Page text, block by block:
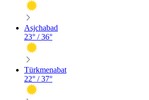
Asjchabad
23° /36°
Türkmenabat
22° /37°